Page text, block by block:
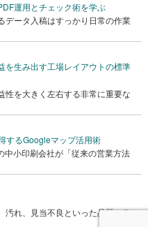
運用とチェック術を学ぶ
データ入稿はすっかり日常の作業
を生み出す工場レイアウトの標準
性を大きく左右する非常に重要な
するGoogleマップ活用術
中小印刷会社が「従来の営業方法
汚れ、見当不良といった品質トラ